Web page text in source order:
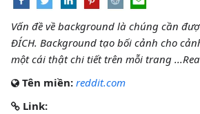
Vấn đề về background là chúng cần
ĐÍCH. Background tạo bối cảnh cho
một cái thật chi tiết trên mỗi trang
Tên miền: reddit.com
Link: